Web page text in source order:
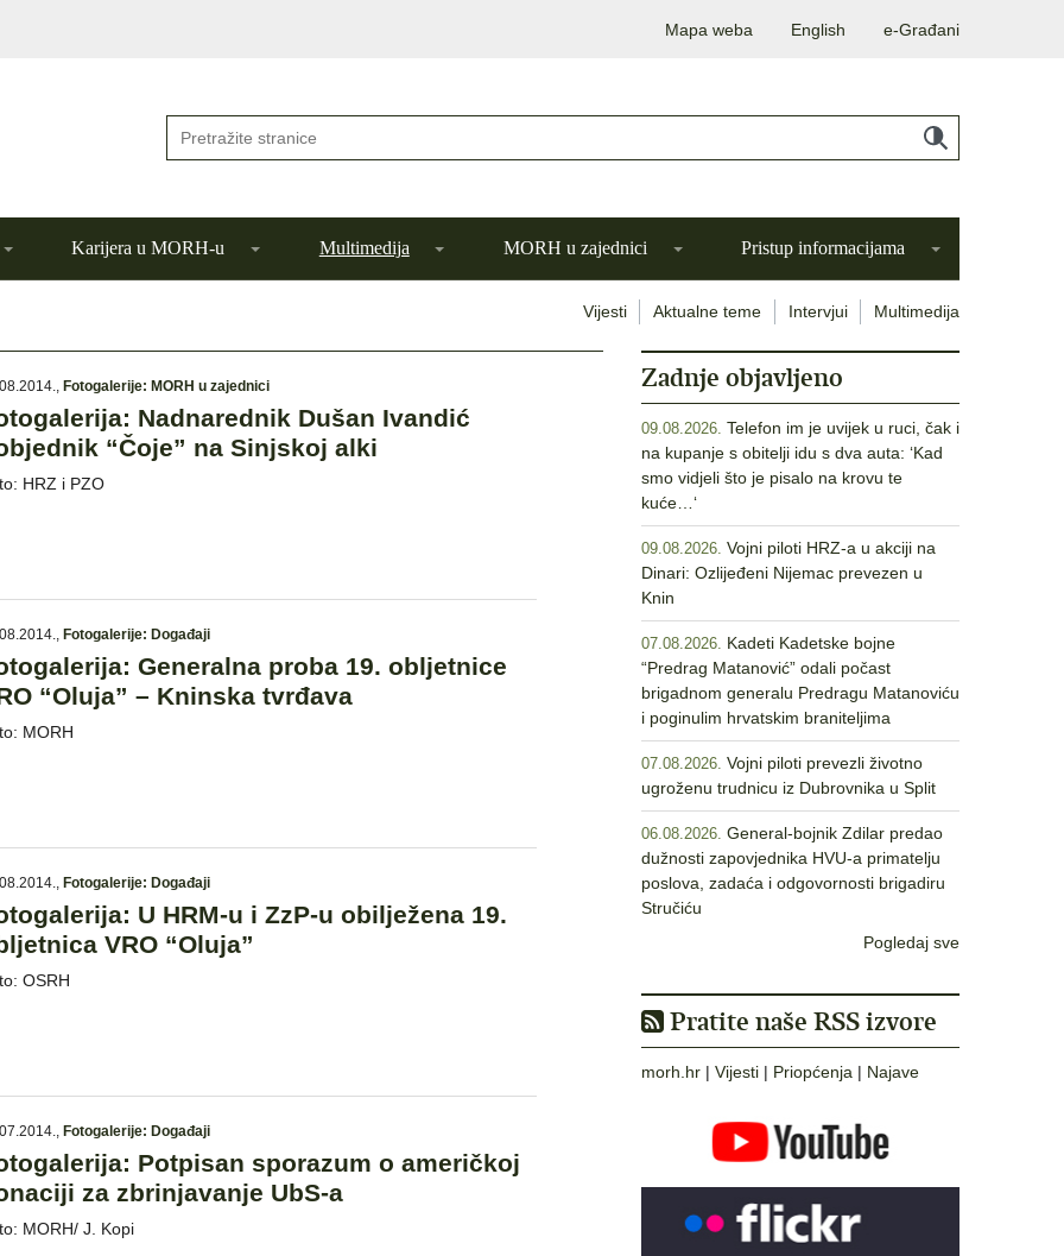
Mapa weba English e-Građani
Karijera u MORH-u Multimedija MORH u zajednici Pristup informacijama
Vijesti Aktualne teme Intervjui Multimedija
, Fotogalerije: MORH u zajednici
Nadnarednik Dušan Ivandić
“Čoje” na Sinjskoj alki
HRZ i PZO
, Fotogalerije: Događaji
Generalna proba 19. obljetnice
“Oluja” – Kninska tvrđava
MORH
, Fotogalerije: Događaji
U HRM-u i ZzP-u obilježena 19.
VRO “Oluja”
OSRH
, Fotogalerije: Događaji
Potpisan sporazum o američkoj
za zbrinjavanje UbS-a
MORH/ J. Kopi
Zadnje objavljeno
09.08.2026. Telefon im je uvijek u ruci, čak i
na kupanje s obitelji idu s dva auta: ‘Kad
smo vidjeli što je pisalo na krovu te
kuće…‘
09.08.2026. Vojni piloti HRZ-a u akciji na
Dinari: Ozlijeđeni Nijemac prevezen u
Knin
07.08.2026. Kadeti Kadetske bojne
“Predrag Matanović” odali počast
brigadnom generalu Predragu Matanoviću
i poginulim hrvatskim braniteljima
07.08.2026. Vojni piloti prevezli životno
ugroženu trudnicu iz Dubrovnika u Split
06.08.2026. General-bojnik Zdilar predao
dužnosti zapovjednika HVU-a primatelju
poslova, zadaća i odgovornosti brigadiru
Stručiću
Pogledaj sve
Pratite naše RSS izvore
morh.hr | Vijesti | Priopćenja | Najave